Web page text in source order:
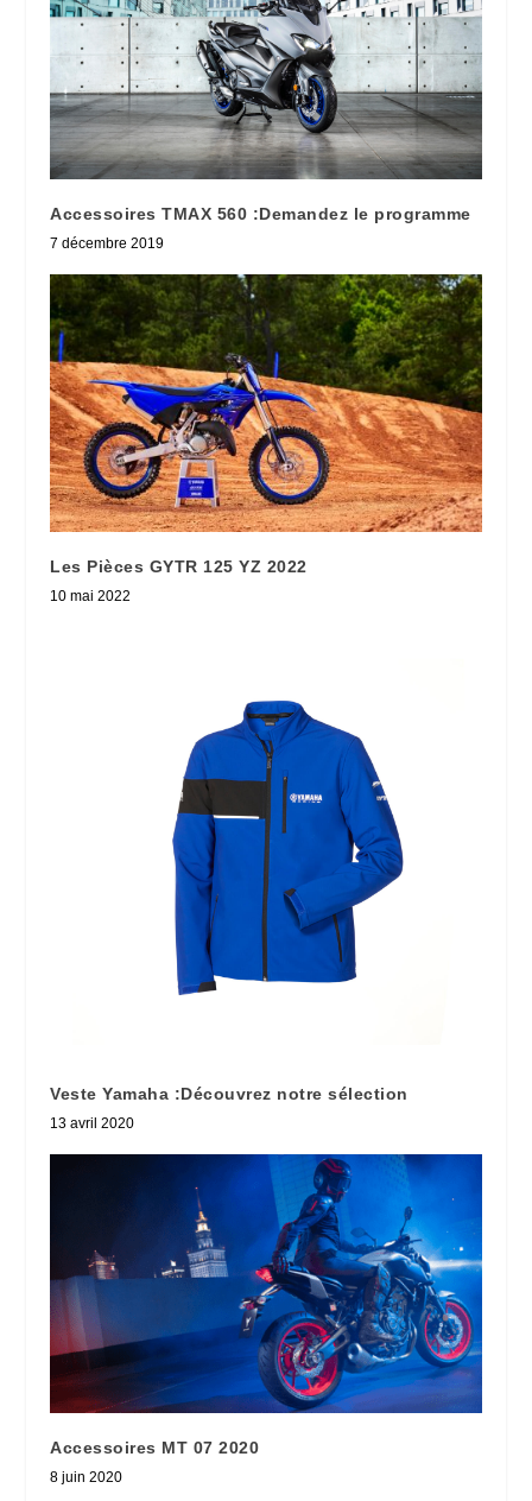
Accessoires TMAX 560 :Demandez le programme
7 décembre 2019
Les Pièces GYTR 125 YZ 2022
10 mai 2022
Veste Yamaha :Découvrez notre sélection
13 avril 2020
Accessoires MT 07 2020
8 juin 2020